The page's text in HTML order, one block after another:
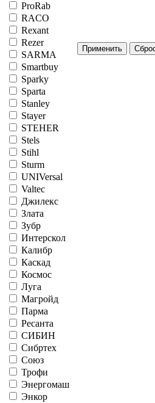
ProRab
RACO
Rexant
Rezer
SARMA
Smartbuy
Sparky
Sparta
Stanley
Stayer
STEHER
Stels
Stihl
Sturm
UNIVersal
Valtec
Джилекс
Злата
Зубр
Интерскол
Калибр
Каскад
Космос
Луга
Магройд
Парма
Ресанта
СИБИН
Сибртех
Союз
Трофи
Энергомаш
Энкор